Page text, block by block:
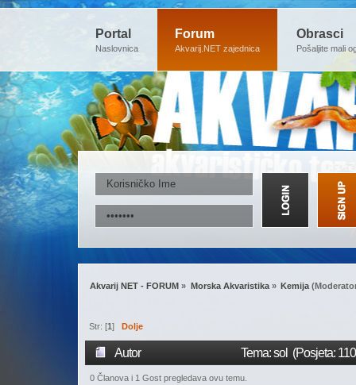
Portal
Naslovnica
Forum
Akvarij.NET zajednica
Obrasci
Pošaljite mali
Akvarij NET - FORUM » Morska Akvaristika» Kemija
Str: [1] Dolje
Autor Tema: sol (Posjeta:
0 Članova i 1 Gost pregledava ovu temu.